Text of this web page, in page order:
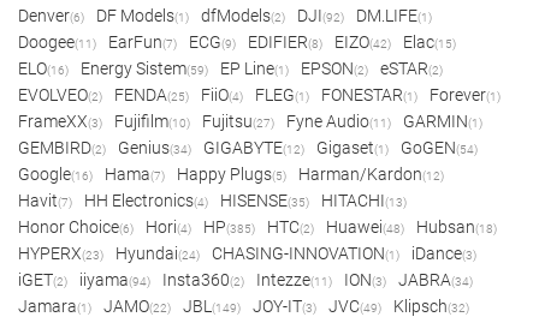
Denver(6) DF Models(1) dfModels(2) DJI(92) DM.LIFE(1)
Doogee(11) EarFun(7) ECG(9) EDIFIER(8) EIZO(42) Elac(15)
ELO(16) Energy Sistem(59) EP Line(1) EPSON(2) eSTAR(2)
EVOLVEO(2) FENDA(25) FiiO(4) FLEG(1) FONESTAR(1) Forever(1)
FrameXX(3) Fujifilm(10) Fujitsu(27) Fyne Audio(11) GARMIN(1)
GEMBIRD(2) Genius(34) GIGABYTE(12) Gigaset(1) GoGEN(54)
Google(16) Hama(7) Happy Plugs(5) Harman/Kardon(12)
Havit(7) HH Electronics(4) HISENSE(35) HITACHI(13)
Honor Choice(6) Hori(4) HP(385) HTC(2) Huawei(48) Hubsan(18)
HYPERX(23) Hyundai(24) CHASING-INNOVATION(1) iDance(3)
iGET(2) iiyama(94) Insta360(2) Intezze(11) ION(3) JABRA(34)
Jamara(1) JAMO(22) JBL (149) JOY-IT(3) JVC(49) Klipsch(32)